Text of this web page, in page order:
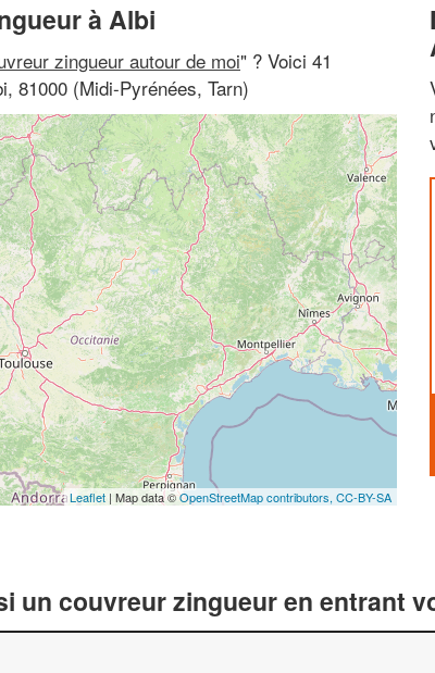
à Albi
zingueur autour de moi" ? Voici 41
81000 (Midi-Pyrénées, Tarn)
Leaflet | Map data ©OpenStreetMap contributors, CC-BY-SA
un couvreur zingueur en entrant